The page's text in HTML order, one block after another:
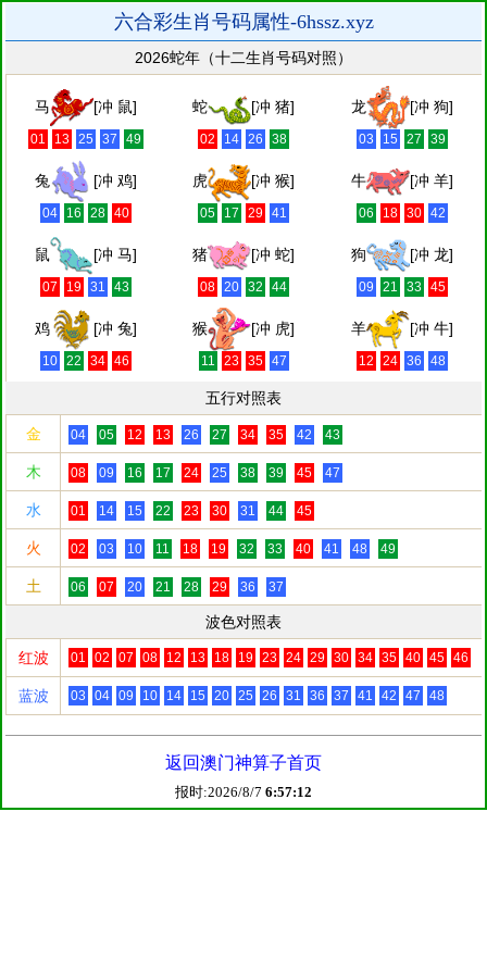
六合彩生肖号码属性-6hssz.xyz
返回澳门神算子首页
报时:2026/8/7 6:57:12